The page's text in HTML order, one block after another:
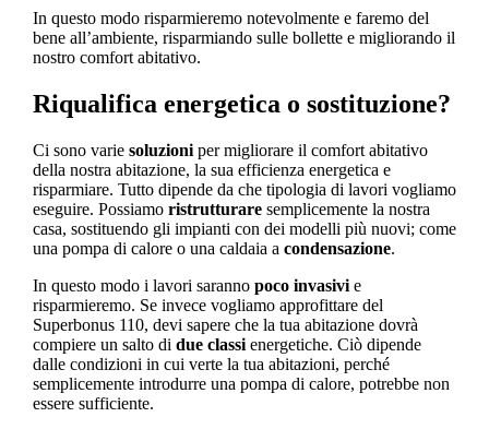
In questo modo risparmieremo notevolmente e faremo del
bene all’ambiente, risparmiando sulle bollette e migliorando il
nostro comfort abitativo.
Riqualifica energetica o sostituzione?
Ci sono varie soluzioni per migliorare il comfort abitativo
della nostra abitazione, la sua efficienza energetica e
risparmiare. Tutto dipende da che tipologia di lavori vogliamo
eseguire. Possiamo ristrutturare semplicemente la nostra
casa, sostituendo gli impianti con dei modelli più nuovi; come
una pompa di calore o una caldaia a condensazione.
In questo modo i lavori saranno poco invasivi e
risparmieremo. Se invece vogliamo approfittare del
Superbonus 110, devi sapere che la tua abitazione dovrà
compiere un salto di due classi energetiche. Ciò dipende
dalle condizioni in cui verte la tua abitazioni, perché
semplicemente introdurre una pompa di calore, potrebbe non
essere sufficiente.